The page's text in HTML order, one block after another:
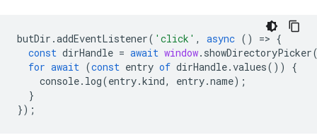
butDir .addEventListener( 'click' , async () => {
const dirHandle = await window. showDirectoryPicker
for await (const entry of dirHandle.values())
{
console. log(entry.kind, entry.name);
}
});